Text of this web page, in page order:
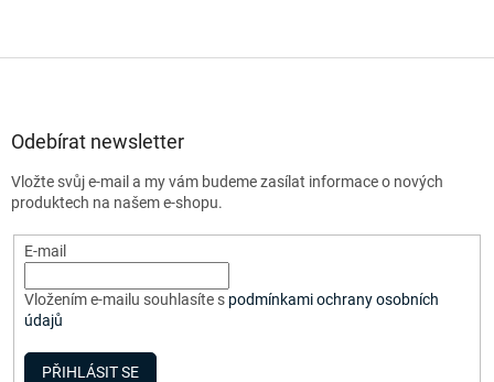
Odebírat newsletter
Vložte svůj e-mail a my vám budeme zasílat informace o nových
produktech na našem e-shopu.
E-mail
Vložením e-mailu souhlasíte s podmínkami ochrany osobních
údajů
PŘIHLÁSIT SE